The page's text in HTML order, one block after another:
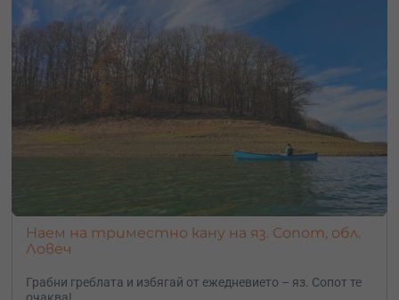
Наем на триместно кану на яз. Сопот, обл.
Ловеч
Грабни греблата и избягай от ежедневието – яз. Сопот те